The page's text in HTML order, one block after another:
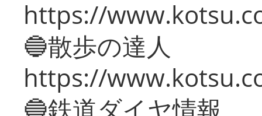
https://
🔵散歩の達人
https://
🔵鉄道ダイヤ情報